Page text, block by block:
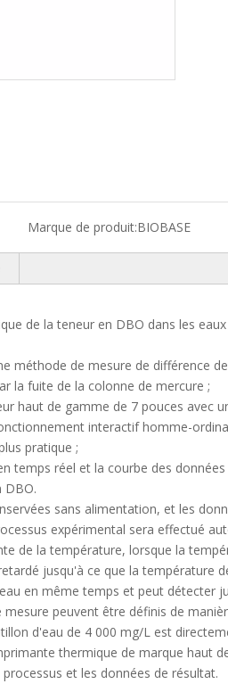
Marque de produit:BIOBASE
de la teneur en DBO dans les
méthode de mesure de différence
la fuite de la colonne de mercure ;
haut de gamme de 7 pouces
interactif homme-
pratique ;
temps réel et la courbe des
DBO.
sans alimentation, et les
expérimental sera effectué
de la température, lorsque la
jusqu'à ce que la température
en même temps et peut détecter
peuvent être définis de
d'eau de 4 000 mg/L est
thermique de marque haut
et les données de résultat.